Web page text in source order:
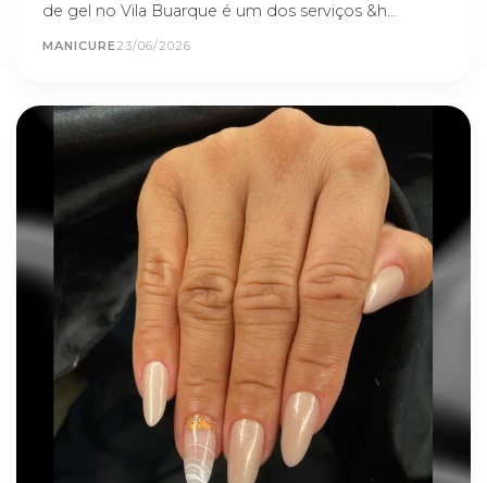
de gel no Vila Buarque é um dos serviços &h...
MANICURE23/06/2026